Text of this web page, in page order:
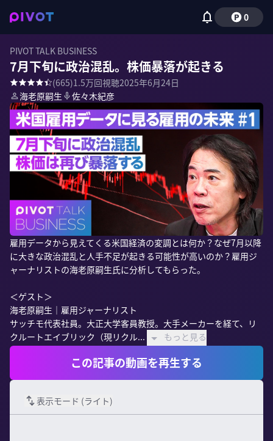
0
PIVOT TALK BUSINESS
7月下旬に政治混乱。株価暴落が起きる
(665)1.5万回視聴2025年6月24日
海老原嗣生
佐々木紀彦
雇用データから見えてくる米国経済の変調とは何か？なぜ7月以降
に大きな政治混乱と人手不足が起きる可能性が高いのか？雇用ジ
ャーナリストの海老原嗣生氏に分析してもらった。
＜ゲスト＞
海老原嗣生｜雇用ジャーナリスト
サッチモ代表社員。大正大学客員教授。大手メーカーを経て、リ
クルートエイブリック（現リクル...
もっと見る
この記事の動画を再生する
表示モード (ライト)